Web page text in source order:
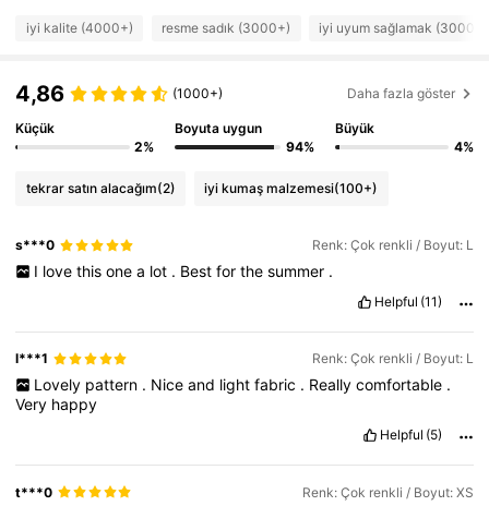
4,66 94K Takipçiler
94K Takipçiler
4,66 94K Takipçiler
iyi kalite (4000+) resme sadık (3000+) iyi uyum sağlamak (3000+)
4,86 (1000+) Daha fazla göster
Küçük
2%
Boyuta uygun
94%
Büyük
4%
tekrar satın alacağım(2) iyi kumaş malzemesi(100+)
s***0 Renk: Çok renkli / Boyut: L
I love this one a lot . Best for the summer .
Helpful (11)
l***1 Renk: Çok renkli / Boyut: L
Lovely pattern . Nice and light fabric . Really comfortable .
Very happy
Helpful (5)
t***0 Renk: Çok renkli / Boyut: XS